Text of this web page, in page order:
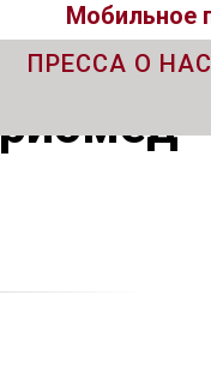
Мобильное
ПРЕССА О НАС